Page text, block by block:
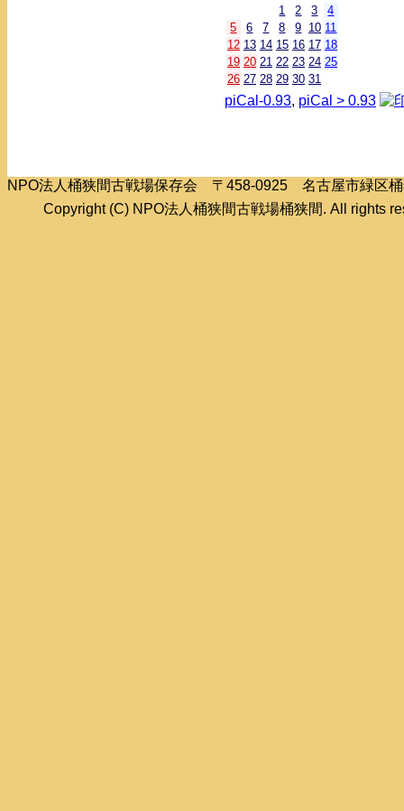
1
2 3
4
5
6 7 8 9 10 11
12 13 14 15 16 17 18
19 20 21 22 23 24 25
26 27 28 29 30 31
piCal-0.93, piCal > 0.93
NPO法人桶狭間古戦場保存会 〒458-0925 名古屋市緑区
Copyright (C) NPO法人桶狭間古戦場桶狭間. All rights